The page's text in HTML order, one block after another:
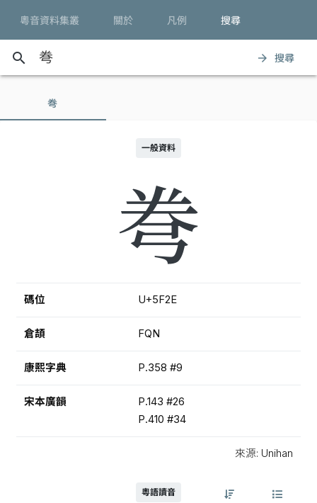
粵音資料集叢 關於 凡例 搜尋
search arrow_forward 搜尋
弮
一般資料
弮
碼位 U+5F2E
倉頡 FQN
康熙字典 P.358 #9
宋本廣韻
P.143 #26
P.410 #34
來源: Unihan
粵語讀音